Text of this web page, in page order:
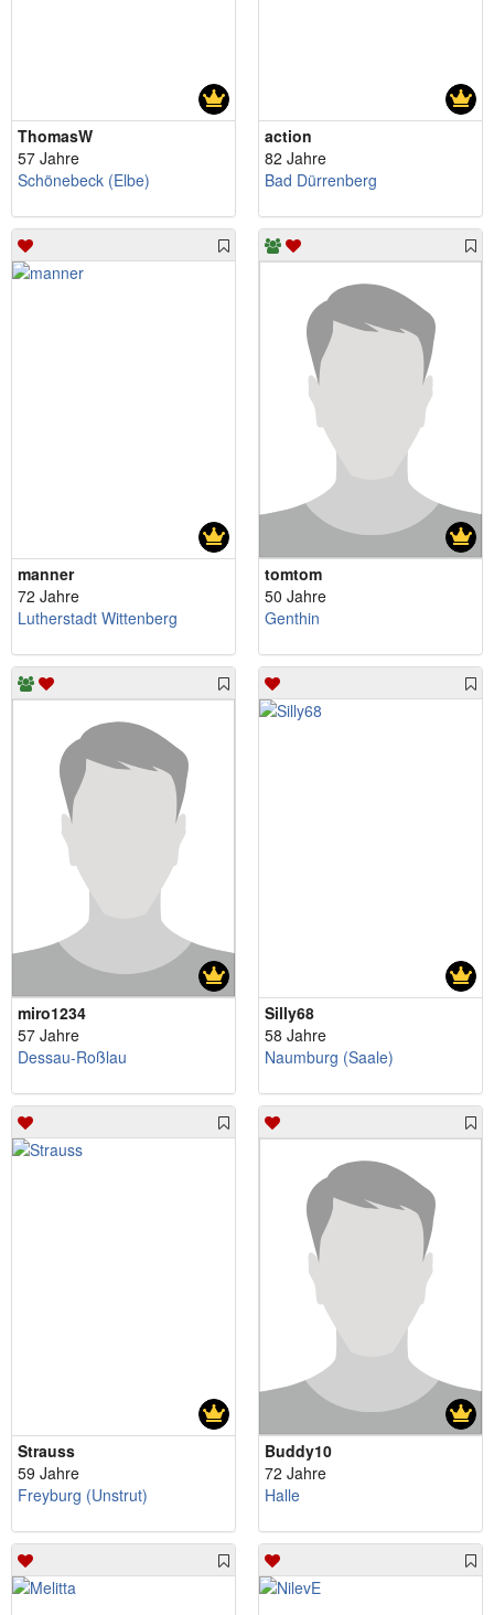
ThomasW
57 Jahre
Schönebeck (Elbe)
action
82 Jahre
Bad Dürrenberg
manner
72 Jahre
Lutherstadt Wittenberg
tomtom
50 Jahre
Genthin
miro1234
57 Jahre
Dessau-Roßlau
Silly68
58 Jahre
Naumburg (Saale)
Strauss
59 Jahre
Freyburg (Unstrut)
Buddy10
72 Jahre
Halle